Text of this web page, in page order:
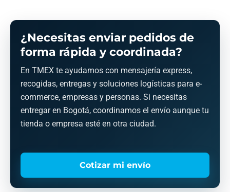
¿Necesitas enviar pedidos de
forma rápida y coordinada?
En TMEX te ayudamos con mensajería express,
recogidas, entregas y soluciones logísticas para e-
commerce, empresas y personas. Si necesitas
entregar en Bogotá, coordinamos el envío aunque tu
tienda o empresa esté en otra ciudad.
Cotizar mi envío